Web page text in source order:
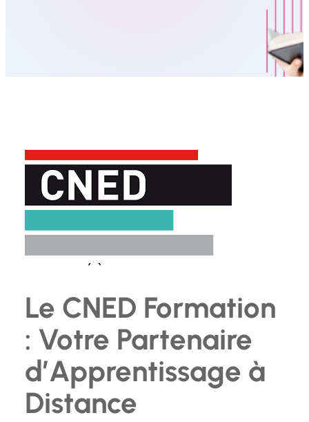
Le CNED Formation
: Votre Partenaire
d’Apprentissage à
Distance